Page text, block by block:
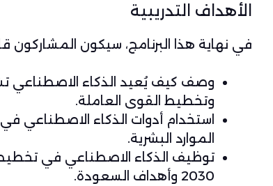
الأهداف التدريبية
في نهاية هذا البرنامج، سيكون المشاركون
وصف كيف يُعيد الذكاء الاصطناعي
وتخطيط القوى العاملة.
استخدام أدوات الذكاء الاصطناعي
الموارد البشرية.
توظيف الذكاء الاصطناعي في
2030 وأهداف السعودة.